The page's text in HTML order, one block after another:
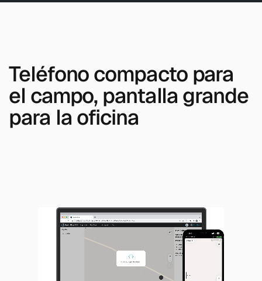
Teléfono compacto para
el campo, pantalla grande
para la oficina